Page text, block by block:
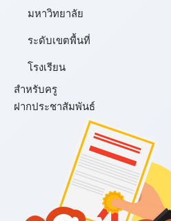
มหาวิทยาลัย
ระดับเขตพื้นที่
โรงเรียน
สำหรับครู
ฝากประชาสัมพันธ์